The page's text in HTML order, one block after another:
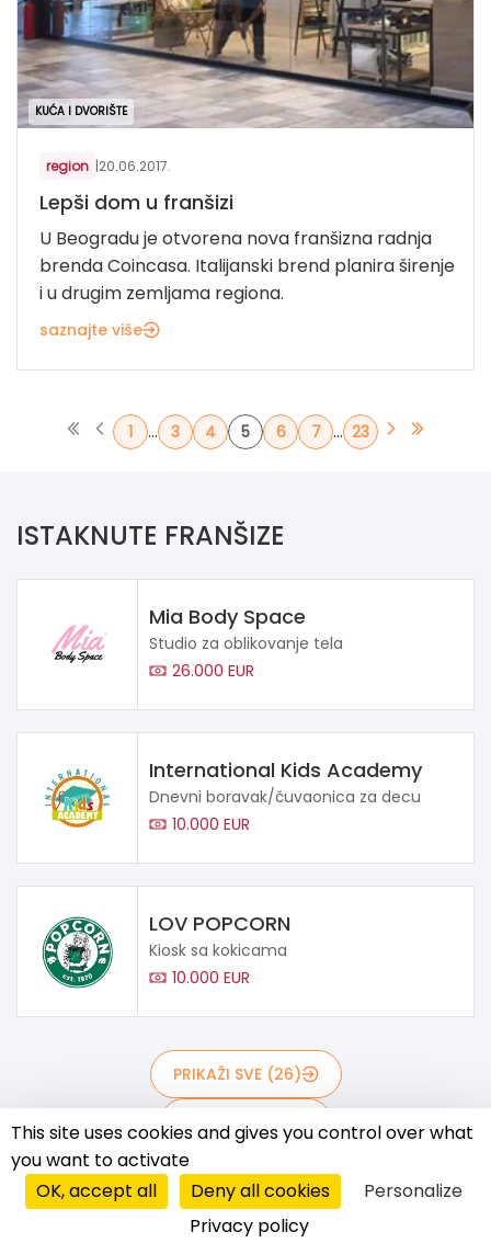
KUĆA I DVORIŠTE
region |20.06.2017.
Lepši dom u franšizi
U Beogradu je otvorena nova franšizna radnja
brenda Coincasa. Italijanski brend planira širenje
i u drugim zemljama regiona.
saznajte više
1 ... 3 4 5 6 7 ... 23
ISTAKNUTE FRANŠIZE
Mia Body Space
Studio za oblikovanje tela
26.000 EUR
International Kids Academy
Dnevni boravak/čuvaonica za decu
10.000 EUR
LOV POPCORN
Kiosk sa kokicama
10.000 EUR
PRIKAŽI SVE (26)
FRANŠIZE (25)
PARTNERSTVA/B2B (0)
MASTER LICENCE (1)
This site uses cookies and gives you control over what
you want to activate
OK, accept all
Deny all cookies
Personalize
Privacy policy